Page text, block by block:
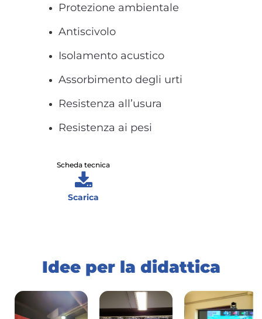
Protezione ambientale
Antiscivolo
Isolamento acustico
Assorbimento degli urti
Resistenza all’usura
Resistenza ai pesi
Scheda tecnica
Scarica
Idee per la didattica